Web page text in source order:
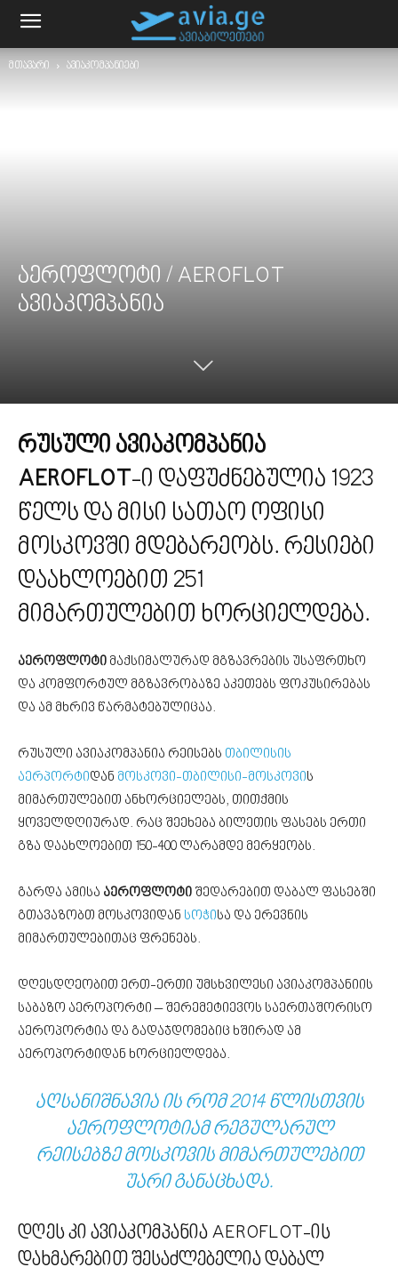
მთავარი ავიაკომპანიები
აეროფლოტი / AEROFLOT
ავიაკომპანია
რუსული ავიაკომპანია
AEROFLOT-ი დაფუძნებულია 1923
წელს და მისი სათაო ოფისი
მოსკოვში მდებარეობს. რესიები
დაახლოებით 251
მიმართულებით ხორციელდება.
აეროფლოტი მაქსიმალურად მგზავრების უსაფრთხო
და კომფორტულ მგზავრობაზე აკეთებს ფოკუსირებას
და ამ მხრივ წარმატებულიცაა.
რუსული ავიაკომპანია რეისებს თბილისის
აერპორტიდან მოსკოვი-თბილისი-მოსკოვის
მიმართულებით ანხორციელებს, თითქმის
ყოველდღიურად. რაც შეეხება ბილეთის ფასებს ერთი
გზა დაახლოებით 150-400 ლარამდე მერყეობს.
გარდა ამისა აეროფლოტი შედარებით დაბალ ფასებში
გთავაზობთ მოსკოვიდან სოჭისა და ერევნის
მიმართულებითაც ფრენებს.
დღესდღეობით ერთ-ერთი უმსხვილესი ავიაკომპანიის
საბაზო აეროპორტი – შერემეტიევოს საერთაშორისო
აეროპორტია და გადაჯდომებიც ხშირად ამ
აეროპორტიდან ხორციელდება.
ᲐᲦᲡᲐᲜᲘᲨᲜᲐᲕᲘᲐ ᲘᲡ ᲠᲝᲛ 2014 ᲬᲚᲘᲡᲗᲕᲘᲡ
ᲐᲔᲠᲝᲤᲚᲝᲢᲘᲐᲛ ᲠᲔᲒᲣᲚᲐᲠᲣᲚ
ᲠᲔᲘᲡᲔᲑᲖᲔ ᲛᲝᲡᲙᲝᲕᲘᲡ ᲛᲘᲛᲐᲠᲗᲣᲚᲔᲑᲘᲗ
ᲣᲐᲠᲘ ᲒᲐᲜᲐᲪᲮᲐᲓᲐ.
დღეს კი ავიაკომპანია AEROFLOT-ის
დახმარებით შესაძლებელია დაბალ